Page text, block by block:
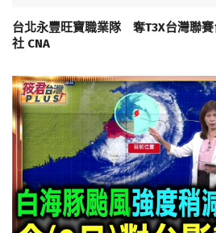
台北永豐旺寶職業隊 奪T3X台灣聯
社 CNA